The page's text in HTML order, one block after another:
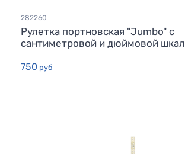
282260
Рулетка портновская "Jumbo" с
сантиметровой и дюймовой
750 руб